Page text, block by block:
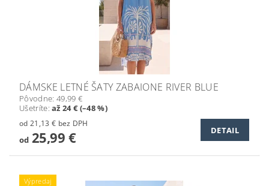
DÁMSKE LETNÉ ŠATY ZABAIONE RIVER BLUE
Pôvodne: 49,99 €
Ušetríte:až 24 € (–48 %)
od 21,13 € bez DPH
od25,99 € DETAIL
Výpredaj